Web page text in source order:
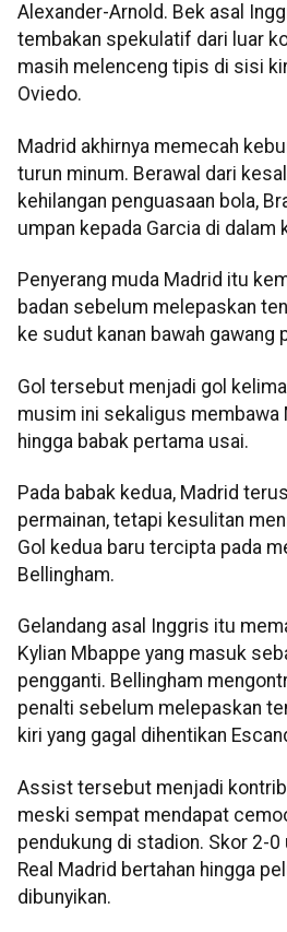
Alexander-Arnold. Bek asal
tembakan spekulatif dari luar
masih melenceng tipis di sisi
Oviedo.
Madrid akhirnya memecah
turun minum. Berawal dari
kehilangan penguasaan bola,
umpan kepada Garcia di dalam
Penyerang muda Madrid itu
badan sebelum melepaskan
ke sudut kanan bawah gawang
Gol tersebut menjadi gol
musim ini sekaligus membawa
hingga babak pertama usai.
Pada babak kedua, Madrid
permainan, tetapi kesulitan
Gol kedua baru tercipta pada
Bellingham.
Gelandang asal Inggris itu
Kylian Mbappe yang masuk
pengganti. Bellingham
penalti sebelum melepaskan
kiri yang gagal dihentikan
Assist tersebut menjadi
meski sempat mendapat
pendukung di stadion. Skor 2-0
Real Madrid bertahan hingga
dibunyikan.